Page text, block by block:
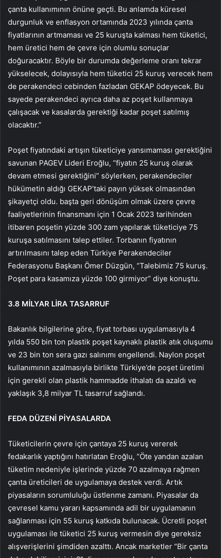
çanta kullanımının önüne geçti. Bu anlamda küresel
durgunluk ve enflasyon ortamında 2023 yılında çanta
fiyatlarının artmaması ve 25 kuruşta kalması hem tüketici,
hem üretici hem de çevre için olumlu sonuçlar
doğuracaktır. Böyle bir durumda değerleme oranı tekrar
yükselecek, dolayısıyla hem tüketici 25 kuruş verecek hem
de perakendeci cebinden fazladan GEKAP ödeyecek. Bu
sayede perakendeci ayrıca daha az poşet kullanmaya
çalışacak ve kasalarda gerektiği kadar poşet satılmış
olacaktır.”
Poşet fiyatındaki artışın tüketiciye yansımaması gerektiğini
savunan PAGEV Lideri Eroğlu, “fiyatın 25 kuruş olarak
devam etmesi gerektiğini” söylerken, perakendeciler
hükümetin aldığı GEKAP’taki payın yüksek olmasından
şikayetçi oldu. başta geri dönüşüm olmak üzere çevre
faaliyetlerinin finansmanı için 1 Ocak 2023 tarihinden
itibaren poşetin yüzde 300 zam yapılarak tüketiciye 75
kuruşa satılmasını talep ettiler. Torbanın fiyatının
artırılmasını talep eden Türkiye Perakendeciler
Federasyonu Başkanı Ömer Düzgün, “Talebimiz 75 kuruş.
Poşet para kasamıza yüzde 100 girmiyor” diye konuştu.
3.8 MİLYAR LİRA TASARRUF
Bakanlık bilgilerine göre, fiyat torbası uygulamasıyla 4
yılda 550 bin ton plastik poşet kaynaklı plastik atık oluşumu
ve 23 bin ton sera gazı salınımı engellendi. Naylon poşet
kullanımının azalmasıyla birlikte Türkiye’de poşet üretimi
için gerekli olan plastik hammadde ithalatı da azaldı ve
yaklaşık 3,8 milyar TL tasarruf sağlandı.
FEDA DÜZENİ PİYASALARDA
Tüketicilerin çevre için çantaya 25 kuruş vererek
fedakarlık yaptığını hatırlatan Eroğlu, “Öte yandan azalan
tüketim nedeniyle işlerinde yüzde 70 azalmaya rağmen
çanta üreticileri de uygulamaya destek verdi. Artık
piyasaların sorumluluğu üstlenme zamanı. Piyasalar da
çevresel kamu yararı kapsamında adil bir uygulamanın
sağlanması için 55 kuruş katkıda bulunacak. Ücretli poşet
uygulaması ile tüketici 25 kuruş vermesin diye gereksiz
alışverişlerini şimdiden azalttı. Ancak marketler “Bir çanta